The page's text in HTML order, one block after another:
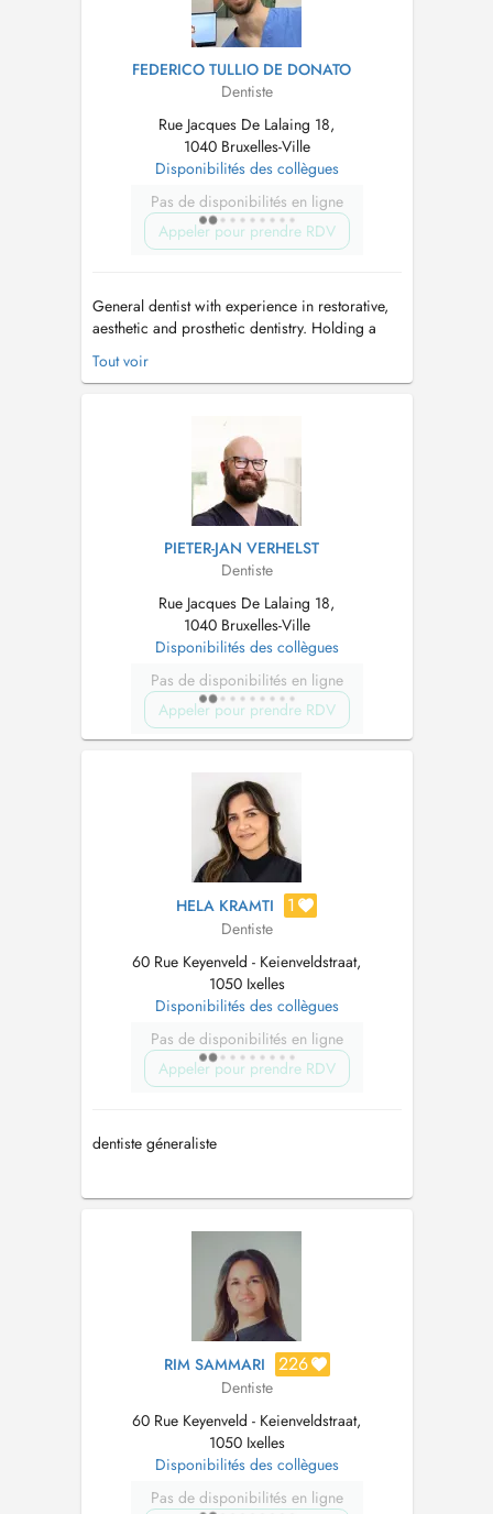
FEDERICO TULLIO DE DONATO
Dentiste
Rue Jacques De Lalaing 18,
1040 Bruxelles-Ville
Disponibilités des collègues
Pas de disponibilités en ligne
Appeler pour prendre RDV
General dentist with experience in restorative,
aesthetic and prosthetic dentistry. Holding a
advanced training in oral surgery. Experience
quality care and a patient...
Tout voir
PIETER-JAN VERHELST
Dentiste
Rue Jacques De Lalaing 18,
1040 Bruxelles-Ville
Disponibilités des collègues
Pas de disponibilités en ligne
Appeler pour prendre RDV
HELA KRAMTI 1
Dentiste
60 Rue Keyenveld - Keienveldstraat,
1050 Ixelles
Disponibilités des collègues
Pas de disponibilités en ligne
Appeler pour prendre RDV
dentiste géneraliste
RIM SAMMARI 226
Dentiste
60 Rue Keyenveld - Keienveldstraat,
1050 Ixelles
Disponibilités des collègues
Pas de disponibilités en ligne